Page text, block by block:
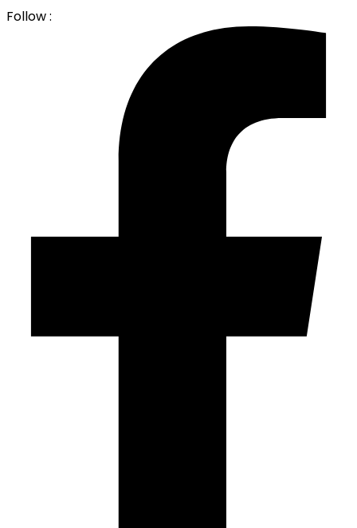
Follow :